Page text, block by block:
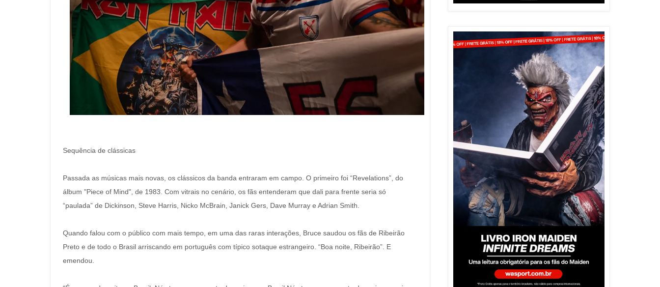
Sequência de clássicas
Passada as músicas mais novas, os clássicos da banda entraram em campo. O primeiro foi “Revelations”, do
álbum "Piece of Mind", de 1983. Com vitrais no cenário, os fãs entenderam que dali para frente seria só
“paulada” de Dickinson, Steve Harris, Nicko McBrain, Janick Gers, Dave Murray e Adrian Smith.
Quando falou com o público com mais tempo, em uma das raras interações, Bruce saudou os fãs de Ribeirão
Preto e de todo o Brasil arriscando em português com típico sotaque estrangeiro. “Boa noite, Ribeirão”. E
emendou.